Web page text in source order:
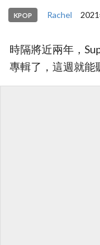
KPOP Rachel
時隔將近兩年，
專輯了，這週就能